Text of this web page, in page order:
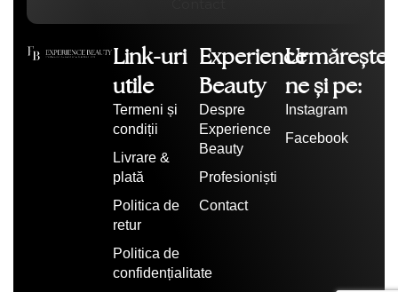
Link-uri
utile
Termeni și
condiții
Livrare &
plată
Politica de
retur
Politica de
confidențialitate
Experience
Beauty
Despre
Experience
Beauty
Profesioniști
Contact
Urmărește-
ne și pe:
Instagram
Facebook